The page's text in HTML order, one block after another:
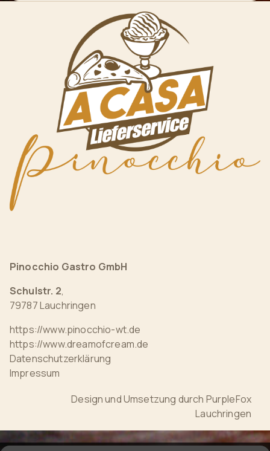
Pinocchio Gastro GmbH
Schulstr. 2,
79787 Lauchringen
https://www.pinocchio-wt.de
https://www.dreamofcream.de
Datenschutzerklärung
Impressum
Design und Umsetzung durch PurpleFox
Lauchringen